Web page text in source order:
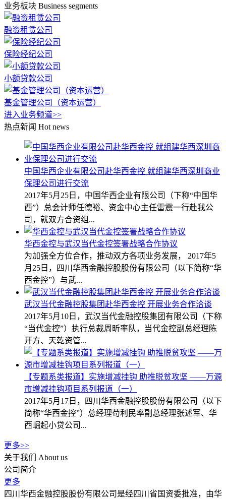
业务板块 Business segments
融资租赁公司
保险经纪公司
小额贷款公司
基金管理公司（资本运营）
进入业务频道>>
热点新闻 Hot news
中国华西企业有限公司赴华西金控 就组建华西深圳商业
保理公司进行交流
2017年5月25日，中国华西企业有限公司（下称“中国华
西”）总会计师任德裕、资金中心主任雷震一行赴我公
司，就双方合资组...
华西金控与武汉当代金控签署战略合作协议
为加强全方位合作，推动双方各项业务发展， 2017年5
月25日，四川华西金融控股股份有限公司（以下简称“华
西金控”）与武...
武汉当代金融控股集团赴华西金控 开展业务合作洽谈
2017年5月10日，武汉当代金融控股集团有限公司（下称
“当代金控”）执行总裁周昕率队，当代金控副总经理陈
开方、天乾资管...
【专题系类报道】实施增减挂钩 助推脱贫攻坚 ——万源
市增减挂钩项目系列报道（一）
2017年5月17日，四川华西金融控股股份有限公司（以下
简称“华西金控”）总经理苟利民率副总经理张述军、华
西崛起小贷公司...
更多>>
关于我们
About us
公司简介
更多
四川华西金融控股股份有限公司是经四川省国资委批准，由华